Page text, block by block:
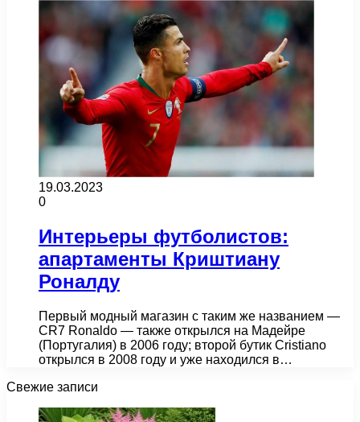
19.03.2023
0
Интерьеры футболистов:
апартаменты Криштиану
Роналду
Первый модный магазин с таким же названием —
CR7 Ronaldo — также открылся на Мадейре
(Португалия) в 2006 году; второй бутик Cristiano
открылся в 2008 году и уже находился в…
Свежие записи